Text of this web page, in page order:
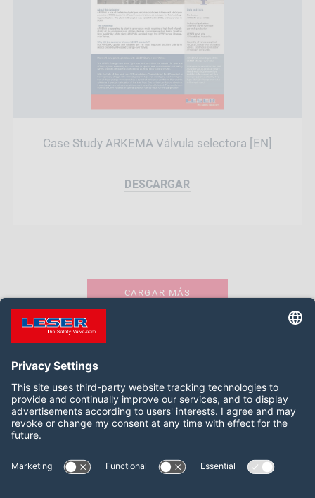
Case Study ARKEMA Válvula selectora [EN]
DESCARGAR
CARGAR MÁS
Síganos:
LinkedIn